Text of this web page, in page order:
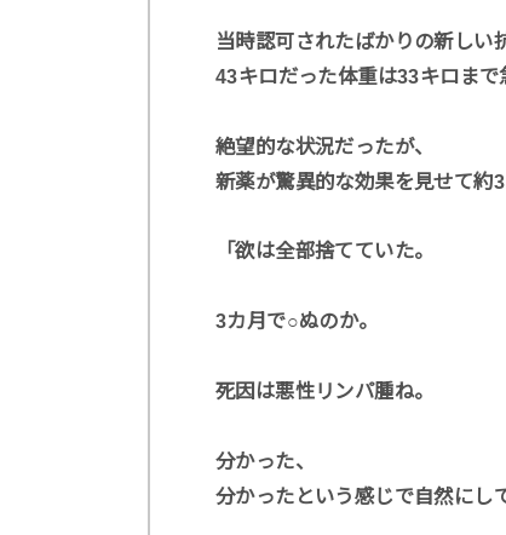
当時認可されたばかりの新しい
43キロだった体重は33キロまで
絶望的な状況だったが、
新薬が驚異的な効果を見せて約
「欲は全部捨てていた。
3カ月で○ぬのか。
死因は悪性リンパ腫ね。
分かった、
分かったという感じで自然にし